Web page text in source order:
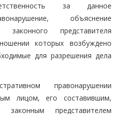
за данное
объяснение
представителя
которых возбуждено
для разрешения дела
правонарушении
лицом, его составившим,
представителем